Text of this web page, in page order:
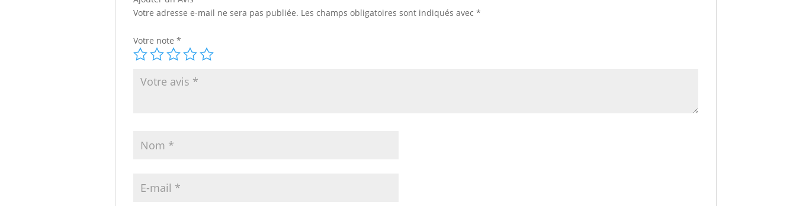
Votre adresse e-mail ne sera pas publiée. Les champs obligatoires sont indiqués avec *
Votre note *